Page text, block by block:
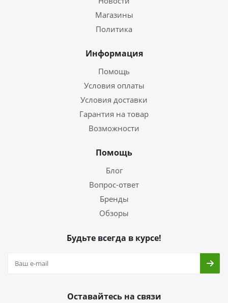
Магазины
Политика
Информация
Помощь
Условия оплаты
Условия доставки
Гарантия на товар
Возможности
Помощь
Блог
Вопрос-ответ
Бренды
Обзоры
Будьте всегда в курсе!
Оставайтесь на связи